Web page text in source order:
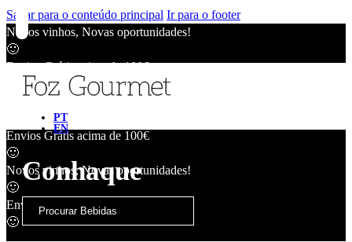
Saltar para o conteúdo principal Ir para o footer
Novos vinhos, Novas oportunidades!
🙂
Envios Grátis acima de 100€
Envios Grátis acima de 100€
🙂
Novos vinhos, Novas oportunidades!
🙂
Envios Grátis acima de 100€
🙂
PT
EN
Conhaque